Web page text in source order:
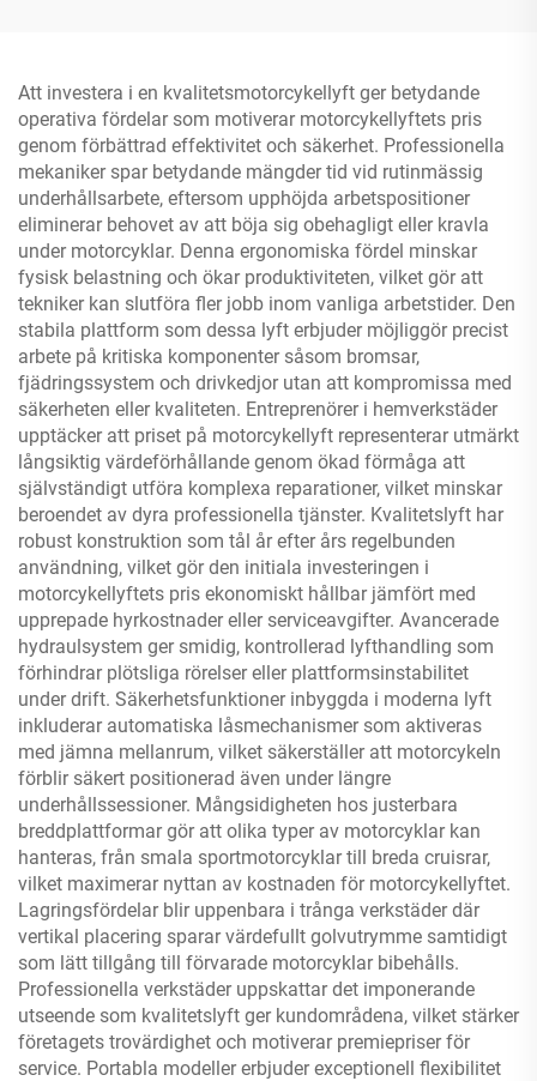
Att investera i en kvalitetsmotorcykellyft ger betydande
operativa fördelar som motiverar motorcykellyftets pris
genom förbättrad effektivitet och säkerhet. Professionella
mekaniker spar betydande mängder tid vid rutinmässig
underhållsarbete, eftersom upphöjda arbetspositioner
eliminerar behovet av att böja sig obehagligt eller kravla
under motorcyklar. Denna ergonomiska fördel minskar
fysisk belastning och ökar produktiviteten, vilket gör att
tekniker kan slutföra fler jobb inom vanliga arbetstider. Den
stabila plattform som dessa lyft erbjuder möjliggör precist
arbete på kritiska komponenter såsom bromsar,
fjädringssystem och drivkedjor utan att kompromissa med
säkerheten eller kvaliteten. Entreprenörer i hemverkstäder
upptäcker att priset på motorcykellyft representerar utmärkt
långsiktig värdeförhållande genom ökad förmåga att
självständigt utföra komplexa reparationer, vilket minskar
beroendet av dyra professionella tjänster. Kvalitetslyft har
robust konstruktion som tål år efter års regelbunden
användning, vilket gör den initiala investeringen i
motorcykellyftets pris ekonomiskt hållbar jämfört med
upprepade hyrkostnader eller serviceavgifter. Avancerade
hydraulsystem ger smidig, kontrollerad lyfthandling som
förhindrar plötsliga rörelser eller plattformsinstabilitet
under drift. Säkerhetsfunktioner inbyggda i moderna lyft
inkluderar automatiska låsmechanismer som aktiveras
med jämna mellanrum, vilket säkerställer att motorcykeln
förblir säkert positionerad även under längre
underhållssessioner. Mångsidigheten hos justerbara
breddplattformar gör att olika typer av motorcyklar kan
hanteras, från smala sportmotorcyklar till breda cruisrar,
vilket maximerar nyttan av kostnaden för motorcykellyftet.
Lagringsfördelar blir uppenbara i trånga verkstäder där
vertikal placering sparar värdefullt golvutrymme samtidigt
som lätt tillgång till förvarade motorcyklar bibehålls.
Professionella verkstäder uppskattar det imponerande
utseende som kvalitetslyft ger kundområdena, vilket stärker
företagets trovärdighet och motiverar premiepriser för
service. Portabla modeller erbjuder exceptionell flexibilitet